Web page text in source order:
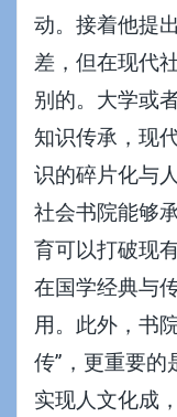
动。接着他提
差，但在现代
别的。大学或
知识传承，现
识的碎片化与
社会书院能够
育可以打破现
在国学经典与
用。此外，书
传”，更重要的
实现人文化成